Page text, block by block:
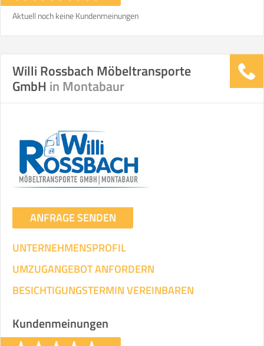
Aktuell noch keine Kundenmeinungen
Willi Rossbach Möbeltransporte
GmbH in Montabaur
ANFRAGE SENDEN
UNTERNEHMENSPROFIL
UMZUGANGEBOT ANFORDERN
BESICHTIGUNGSTERMIN VEREINBAREN
Kundenmeinungen